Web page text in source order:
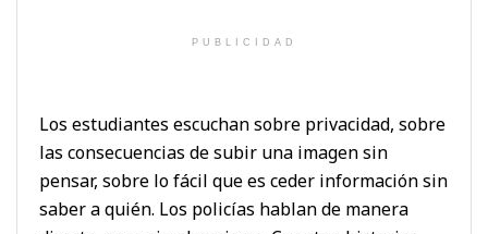
PUBLICIDAD
Los estudiantes escuchan sobre privacidad, sobre
las consecuencias de subir una imagen sin
pensar, sobre lo fácil que es ceder información sin
saber a quién. Los policías hablan de manera